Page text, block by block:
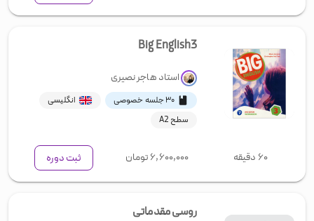
Big English3
استادهاجر نصیری
۳۰ جلسه خصوصی
انگلیسی
سطح A2
۶۰ دقیقه ۶,۶۰۰,۰۰۰تومان ثبت دوره
روسی مقدماتی